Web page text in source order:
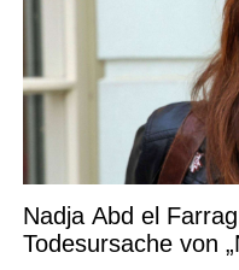
Nadja Abd el
Todesursache von